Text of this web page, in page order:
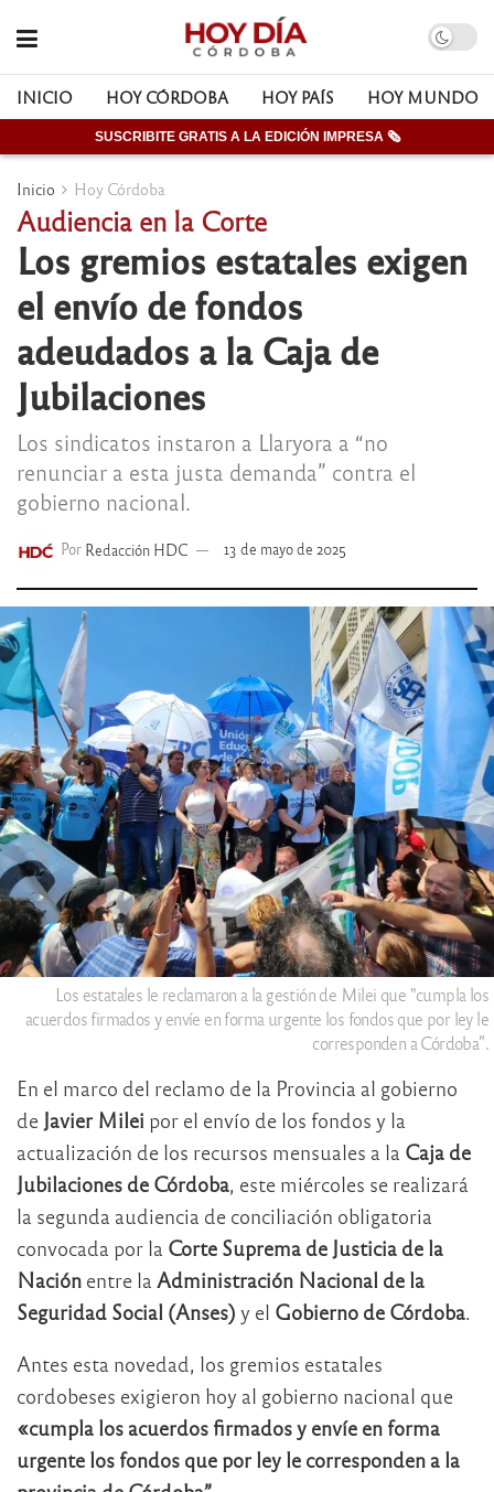
INICIO HOY CÓRDOBA HOY PAÍS HOY MUNDO
SUSCRIBITE GRATIS A LA EDICIÓN IMPRESA 🗞
Inicio Hoy Córdoba
Audiencia en la Corte
Los gremios estatales exigen
el envío de fondos
adeudados a la Caja de
Jubilaciones
Los sindicatos instaron a Llaryora a “no
renunciar a esta justa demanda” contra el
gobierno nacional.
Por Redacción HDC 13 de mayo de 2025
Los estatales le reclamaron a la gestión de Milei que "cumpla los
acuerdos firmados y envíe en forma urgente los fondos que por ley le
corresponden a Córdoba”.
En el marco del reclamo de la Provincia al gobierno
de Javier Milei por el envío de los fondos y la
actualización de los recursos mensuales a la Caja de
Jubilaciones de Córdoba, este miércoles se realizará
la segunda audiencia de conciliación obligatoria
convocada por la Corte Suprema de Justicia de la
Nación entre la Administración Nacional de la
Seguridad Social (Anses) y el Gobierno de Córdoba.
Antes esta novedad, los gremios estatales
cordobeses exigieron hoy al gobierno nacional que
«cumpla los acuerdos firmados y envíe en forma
urgente los fondos que por ley le corresponden a la